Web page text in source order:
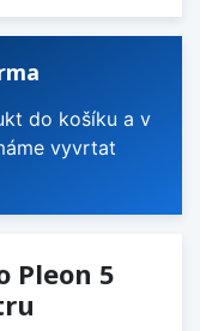
do košíku a v
vyvrtat
Pleon 5